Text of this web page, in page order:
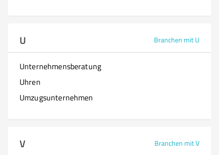
U Branchen mit U
Unternehmensberatung
Uhren
Umzugsunternehmen
V Branchen mit V